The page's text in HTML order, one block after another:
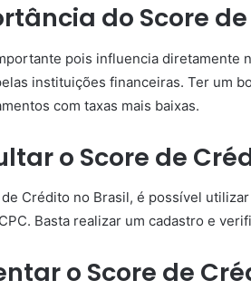
do Score
pois influencia diretamente
instituições financeiras. Ter um
com taxas mais baixas.
o Score de
Crédito no Brasil, é possível
Basta realizar um cadastro e
o Score de